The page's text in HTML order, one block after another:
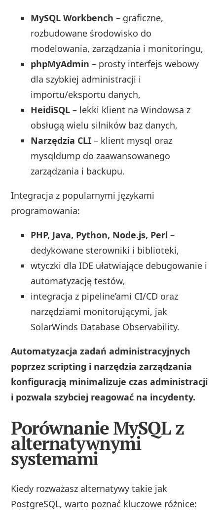
MySQL Workbench – graficzne,
rozbudowane środowisko do
modelowania, zarządzania i monitoringu,
phpMyAdmin – prosty interfejs webowy
dla szybkiej administracji i
importu/eksportu danych,
HeidiSQL – lekki klient na Windowsa z
obsługą wielu silników baz danych,
Narzędzia CLI – klient mysql oraz
mysqldump do zaawansowanego
zarządzania i backupu.
Integracja z popularnymi językami
programowania:
PHP, Java, Python, Node.js, Perl –
dedykowane sterowniki i biblioteki,
wtyczki dla IDE ułatwiające debugowanie i
automatyzację testów,
integracja z pipeline’ami CI/CD oraz
narzędziami monitorującymi, jak
SolarWinds Database Observability.
Automatyzacja zadań administracyjnych
poprzez scripting i narzędzia zarządzania
konfiguracją minimalizuje czas administracji
i pozwala szybciej reagować na incydenty.
Porównanie MySQL z
alternatywnymi
systemami
Kiedy rozważasz alternatywy takie jak
PostgreSQL, warto poznać kluczowe różnice: